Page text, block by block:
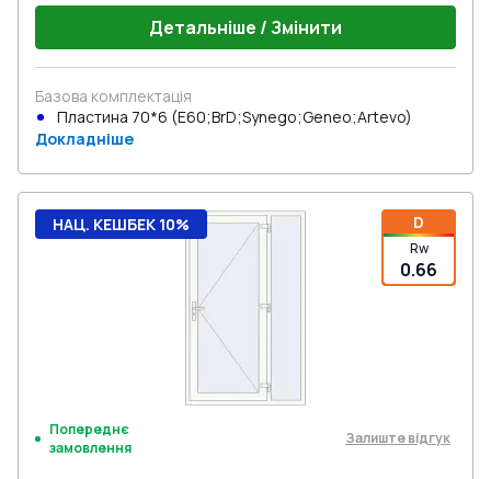
Детальніше / Змінити
Базова комплектація
Пластина 70*6 (E60;BrD;Synego;Geneo;Artevo)
Докладніше
D
Rw
0.66
НАЦ. КЕШБЕК 10%
Попереднє
замовлення
Залиште відгук